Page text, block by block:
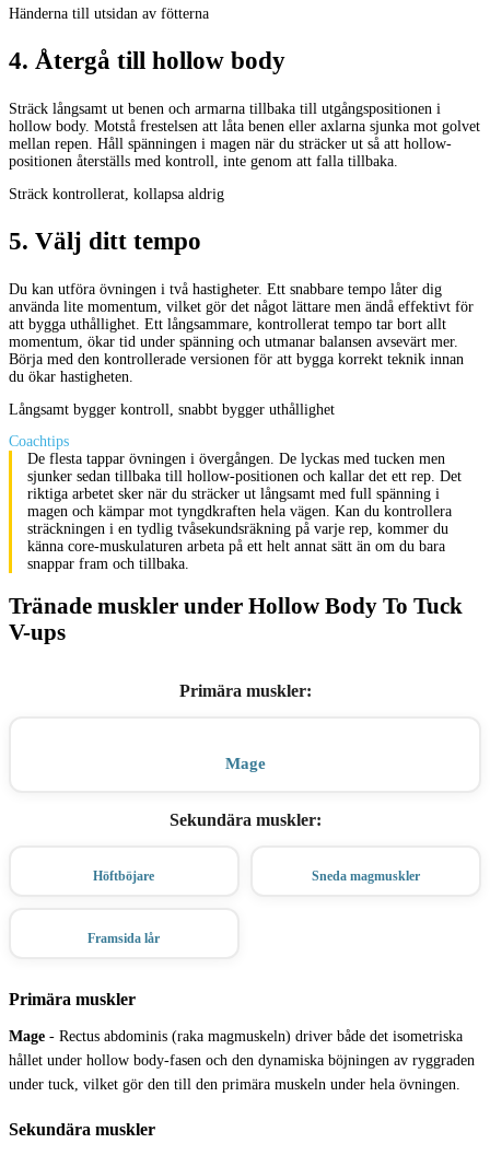
Händerna till utsidan av fötterna
4. Återgå till hollow body
Sträck långsamt ut benen och armarna tillbaka till utgångspositionen i
hollow body. Motstå frestelsen att låta benen eller axlarna sjunka mot golvet
mellan repen. Håll spänningen i magen när du sträcker ut så att hollow-
positionen återställs med kontroll, inte genom att falla tillbaka.
Sträck kontrollerat, kollapsa aldrig
5. Välj ditt tempo
Du kan utföra övningen i två hastigheter. Ett snabbare tempo låter dig
använda lite momentum, vilket gör det något lättare men ändå effektivt för
att bygga uthållighet. Ett långsammare, kontrollerat tempo tar bort allt
momentum, ökar tid under spänning och utmanar balansen avsevärt mer.
Börja med den kontrollerade versionen för att bygga korrekt teknik innan
du ökar hastigheten.
Långsamt bygger kontroll, snabbt bygger uthållighet
Coachtips
De flesta tappar övningen i övergången. De lyckas med tucken men
sjunker sedan tillbaka till hollow-positionen och kallar det ett rep. Det
riktiga arbetet sker när du sträcker ut långsamt med full spänning i
magen och kämpar mot tyngdkraften hela vägen. Kan du kontrollera
sträckningen i en tydlig tvåsekundsräkning på varje rep, kommer du
känna core-muskulaturen arbeta på ett helt annat sätt än om du bara
snappar fram och tillbaka.
Tränade muskler under Hollow Body To Tuck
V-ups
Primära muskler:
Mage
Sekundära muskler:
Höftböjare Sneda magmuskler
Framsida lår
Primära muskler
Mage - Rectus abdominis (raka magmuskeln) driver både det isometriska
hållet under hollow body-fasen och den dynamiska böjningen av ryggraden
under tuck, vilket gör den till den primära muskeln under hela övningen.
Sekundära muskler